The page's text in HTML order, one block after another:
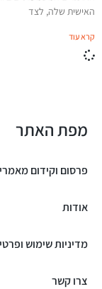
האישית שלה, לצד
קרא עוד
מפת האתר
פרסום וקידום
אודות
מדיניות שימוש
צרו קשר